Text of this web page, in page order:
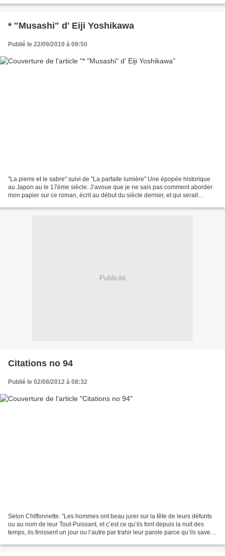
* "Musashi" d' Eiji Yoshikawa
Publié le 22/09/2010 à 09:50
"La pierre et le sabre" suivi de "La parfaite lumière" Une épopée historique
au Japon au le 17ème siècle. J’avoue que je ne sais pas comment aborder
mon papier sur ce roman, écrit au début du siècle dernier, et qui serait
Publicité
Citations no 94
Publié le 02/08/2012 à 08:32
Selon Chiffonnette. ''Les hommes ont beau jurer sur la tête de leurs défunts
ou au nom de leur Tout-Puissant, et c’est ce qu’ils font depuis la nuit des
temps, ils finissent un jour ou l’autre par trahir leur parole parce qu’ils savent